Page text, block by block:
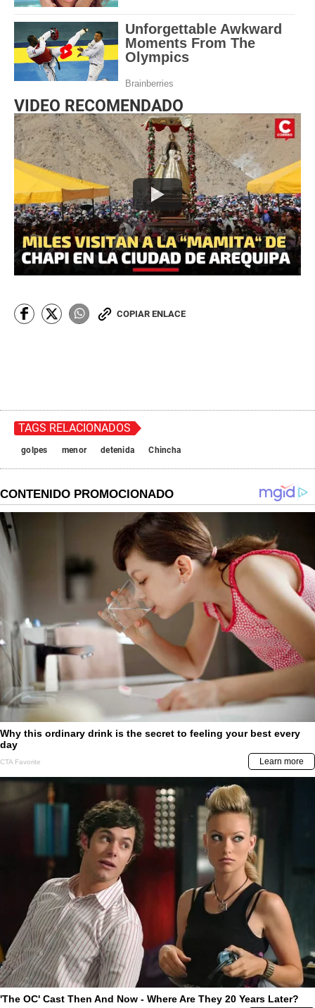
VIDEO RECOMENDADO
COPIAR ENLACE
TAGS RELACIONADOS
golpes menor detenida Chincha